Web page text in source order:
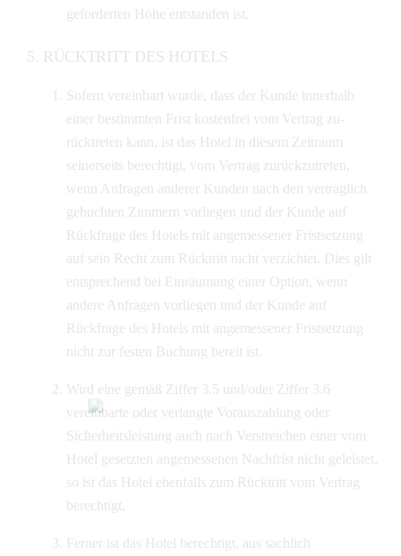
geforderten Höhe entstanden ist.
RÜCKTRITT DES HOTELS
Sofern vereinbart wurde, dass der Kunde innerhalb
einer bestimmten Frist kostenfrei vom Vertrag zu-
rücktreten kann, ist das Hotel in diesem Zeitraum
seinerseits berechtigt, vom Vertrag zurückzutreten,
wenn Anfragen anderer Kunden nach den vertraglich
gebuchten Zimmern vorliegen und der Kunde auf
Rückfrage des Hotels mit angemessener Fristsetzung
auf sein Recht zum Rücktritt nicht verzichtet. Dies gilt
entsprechend bei Einräumung einer Option, wenn
andere Anfragen vorliegen und der Kunde auf
Rückfrage des Hotels mit angemessener Fristsetzung
nicht zur festen Buchung bereit ist.
Wird eine gemäß Ziffer 3.5 und/oder Ziffer 3.6
vereinbarte oder verlangte Vorauszahlung oder
Sicherheitsleistung auch nach Verstreichen einer vom
Hotel gesetzten angemessenen Nachfrist nicht geleistet,
so ist das Hotel ebenfalls zum Rücktritt vom Vertrag
berechtigt.
Ferner ist das Hotel berechtigt, aus sachlich